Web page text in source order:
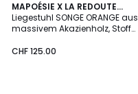
MAPOÉSIE X LA REDOUTE
INTÉRIEURS
Liegestuhl SONGE ORANGE aus
massivem Akazienholz, Stoff
CHF 125.00